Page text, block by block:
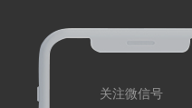
关注微信号